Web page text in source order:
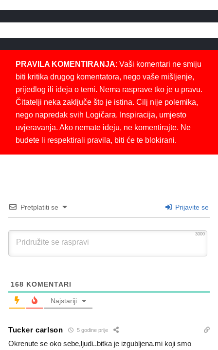
PRAVILA KOMENTIRANJA: Vaši komentari ne smiju
biti kritika drugog komentatora, nego vaše mišljenje,
prijedlog ili ideja o temi. Nema rasprave tko je u pravu.
Čitatelji neka zaključe što je istina. Cilj nije polemika,
nego napredak svih Logičara. Inspiracija, umjesto
uvjeravanja. Ako nemate ideju, ne komentirajte. Ne
budete li respektirali pravila, biti će te blokirani.
Pretplatiti se Prijavite se
3000
168 KOMENTARI
Najstariji
Tucker carlson 5 godine prije
Okrenute se oko sebe,ljudi..bitka je izgubljena.mi koji smo